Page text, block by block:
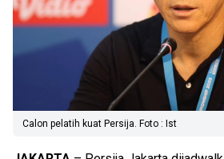
Calon pelatih kuat Persija. Foto : Ist